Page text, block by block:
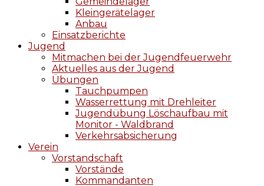
Kleingerätelager
Anbau
Einsatzberichte
Jugend
Mitmachen bei der Jugendfeuerwehr
Aktuelles aus der Jugend
Übungen
Tauchpumpen
Wasserrettung mit Drehleiter
Jugendübung Löschaufbau mit
Monitor - Waldbrand
Verkehrsabsicherung
Verein
Vorstandschaft
Vorstände
Kommandanten